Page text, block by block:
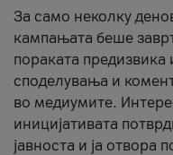
За само неколку
кампањата беше
пораката
споделувања и
во медиумите.
иницијативата
јавноста и ја отвора